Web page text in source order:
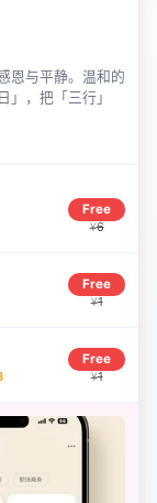
恩与平静。温和的
」，把「三行」
Free
¥6
Free
¥1
Free
¥1